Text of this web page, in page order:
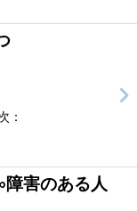
：
害のある人